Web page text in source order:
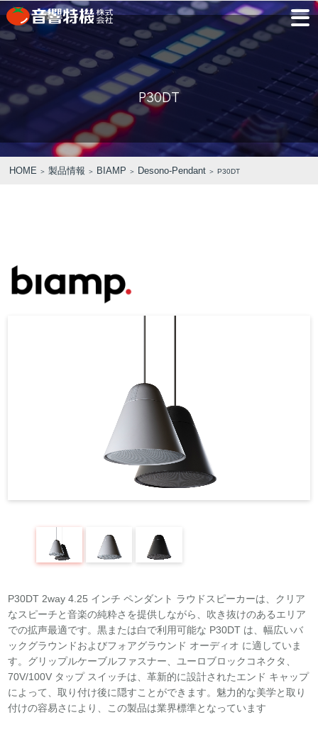
EN
PRODUCTS
製品情報
⾳響特機の特長
CONCEPT
⾳響特機の特長
特
機
特
モ
ル
ル
PICK UP TRAINING
COMPANY
企業情報
概
要
営
所
社
沿
革
採
情
報
P30DT
HOME ＞製品情報 ＞ BIAMP ＞ Desono-Pendant ＞ P30DT
P30DT 2way 4.25 インチ ペンダント ラウドスピーカーは、クリア
なスピーチと音楽の純粋さを提供しながら、吹き抜けのあるエリア
での拡声最適です。黒または白で利用可能な P30DT は、幅広いバ
ックグラウンドおよびフォアグラウンド オーディオ に適していま
す。グリップルケーブルファスナー、ユーロブロックコネクタ、
70V/100V タップ スイッチは、革新的に設計されたエンド キャップ
によって、取り付け後に隠すことができます。魅力的な美学と取り
付けの容易さにより、この製品は業界標準となっています